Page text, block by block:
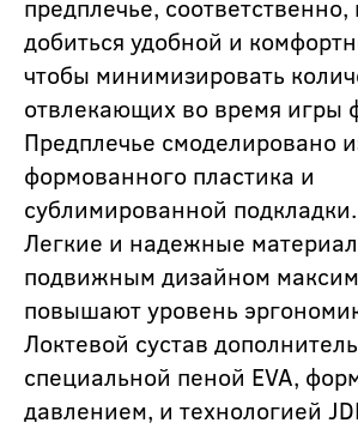
добиться удобной и
чтобы минимизировать
отвлекающих во время игры
Предплечье смоделировано
формованного пластика и
сублимированной подкладки.
Легкие и надежные
подвижным дизайном
повышают уровень
Локтевой сустав
специальной пеной EVA,
давлением, и технологией